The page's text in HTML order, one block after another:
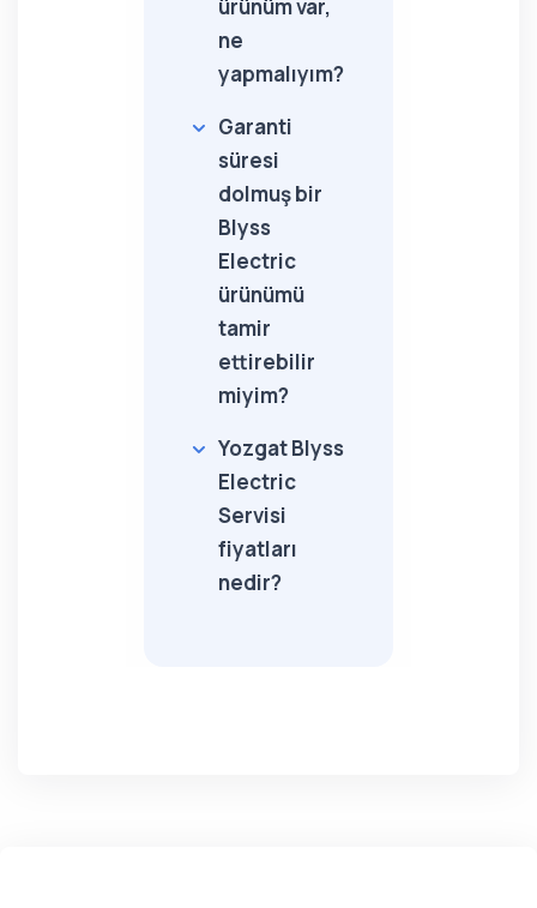
ürünüm var,
ne
yapmalıyım?
Garanti
süresi
dolmuş bir
Blyss
Electric
ürünümü
tamir
ettirebilir
miyim?
Yozgat Blyss
Electric
Servisi
fiyatları
nedir?